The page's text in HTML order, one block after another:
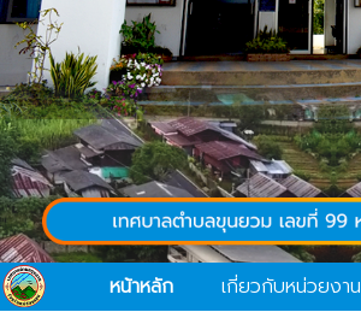
หน้าหลัก เกี่ยวกับหน่วยงาน